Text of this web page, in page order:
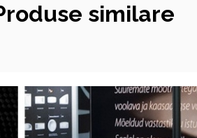
similare